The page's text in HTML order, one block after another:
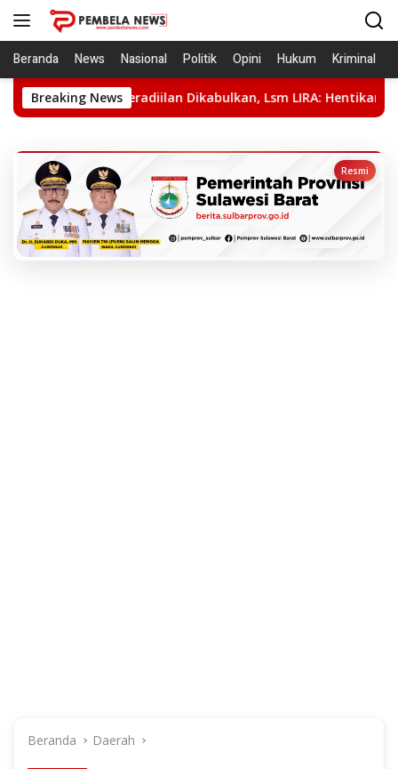
Langsung
Beranda News Nasional Politik Opini Hukum Kriminal
Breaking NewsDikabulkan, Lsm LIRA: Hentikan Kriminalisasi,
Beranda Daerah